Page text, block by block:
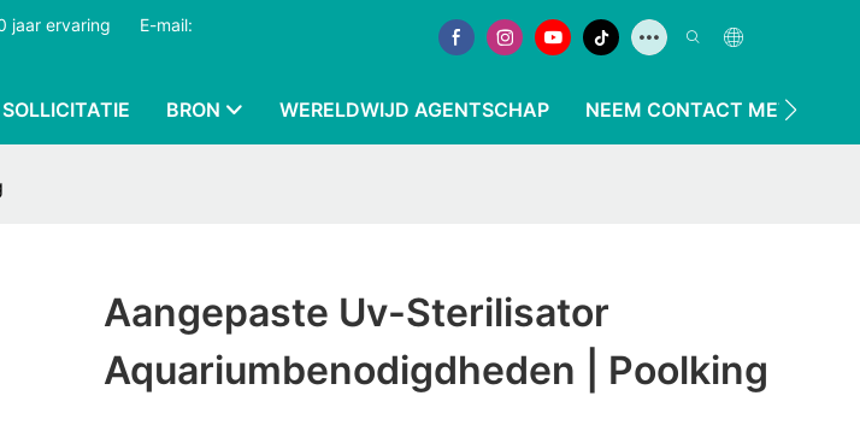
jaar ervaring
E-mail:
SOLLICITATIE BRON WERELDWIJD AGENTSCHAP NEEM CONTACT MET ONS
Aangepaste Uv-Sterilisator
Aquariumbenodigdheden | Poolking